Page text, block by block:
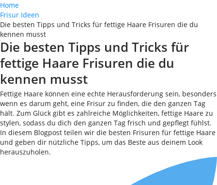
Home
Frisur Ideen
Die besten Tipps und Tricks für fettige Haare Frisuren die du
kennen musst
Die besten Tipps und Tricks für
fettige Haare Frisuren die du
kennen musst
Fettige Haare können eine echte Herausforderung sein, besonders
wenn es darum geht, eine Frisur zu finden, die den ganzen Tag
hält. Zum Glück gibt es zahlreiche Möglichkeiten, fettige Haare zu
stylen, sodass du dich den ganzen Tag frisch und gepflegt fühlst.
In diesem Blogpost teilen wir die besten Frisuren für fettige Haare
und geben dir nützliche Tipps, um das Beste aus deinem Look
herauszuholen.